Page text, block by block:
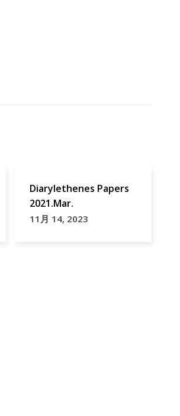
Diarylethenes Papers
2021.Mar.
11月 14, 2023